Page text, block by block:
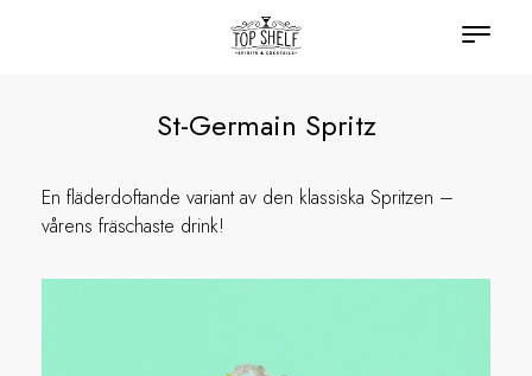
St-Germain Spritz
En fläderdoftande variant av den klassiska Spritzen –
vårens fräschaste drink!